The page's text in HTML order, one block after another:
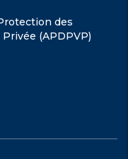
des
(APDPVP)